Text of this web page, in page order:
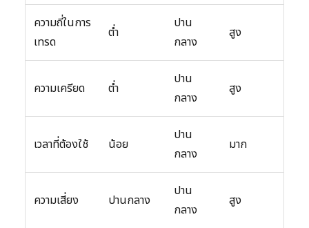
ความถี่ในการ
เทรด
ต่ำ
ปาน
กลาง
สูง
ความเครียด ต่ำ
ปาน
กลาง
สูง
เวลาที่ต้องใช้ น้อย
ปาน
กลาง
มาก
ความเสี่ยง ปานกลาง
ปาน
กลาง
สูง